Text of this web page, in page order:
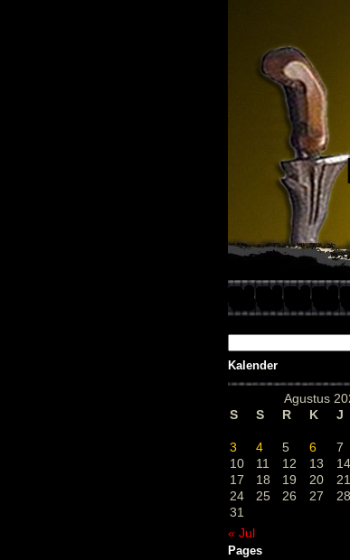
Kalender
Agustus
S
S R K J
3
4 5 6 7
10
11 12 13 14
17
18 19 20 21
24
25 26 27 28
31
« Jul
Pages